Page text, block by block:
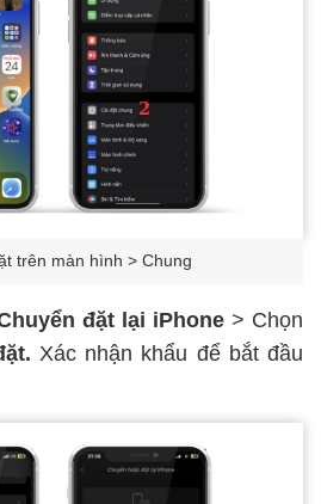
trên màn hình > Chung
đặt lại iPhone > Chọn
Xác nhận khẩu để bắt đầu